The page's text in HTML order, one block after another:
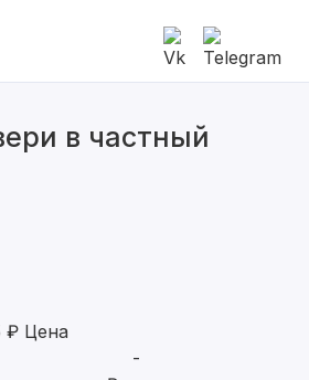
в частный
₽ Цена
-
замком